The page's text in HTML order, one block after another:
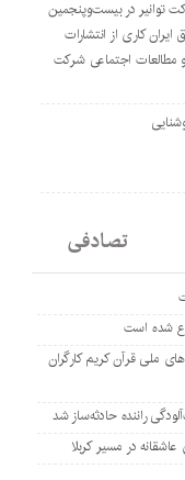
توانیر در بیست‌وپنجمین
کاری از انتشارات
و مطالعات اجتماعی شرکت
تصادفی
شده است
ملی قرآن کریم کارگران
در مسیر کربلا